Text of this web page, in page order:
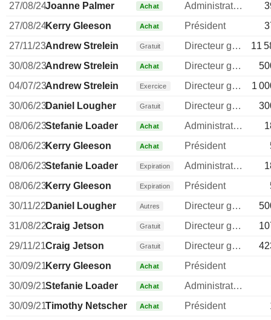
27/08/24Joanne Palmer Achat Administrateur
27/08/24Kerry Gleeson Achat Président
27/11/23Andrew Strelein Gratuit Directeur general
11
30/08/23Andrew Strelein Achat Directeur general
04/07/23Andrew Strelein Exercice Directeur general
1
30/06/23Daniel Lougher Gratuit Directeur general
08/06/23Stefanie Loader Achat Administrateur
08/06/23Kerry Gleeson Achat Président
08/06/23Stefanie Loader Expiration Administrateur
08/06/23Kerry Gleeson Expiration Président
30/11/22Daniel Lougher Autres Directeur general
31/08/22Craig Jetson Gratuit Directeur general
29/11/21Craig Jetson Gratuit Directeur general
30/09/21Kerry Gleeson Achat
Président
30/09/21Stefanie Loader Achat
Administrateur
30/09/21Timothy Netscher Achat Président